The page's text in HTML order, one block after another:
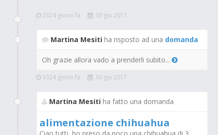
3324 giorni fa 30 giu 2017
Martina Mesiti ha risposto ad una domanda
Oh grazie allora vado a prenderli subito...
3324 giorni fa 30 giu 2017
Martina Mesiti ha fatto una domanda
alimentazione chihuahua